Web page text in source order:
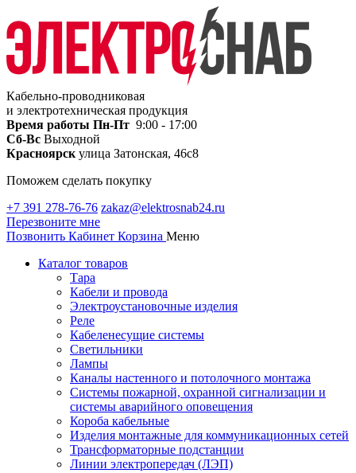
Кабельно-проводниковая
и электротехническая продукция
Время работы Пн-Пт 9:00 - 17:00
Сб-Вс Выходной
Красноярск улица Затонская, 46с8
Поможем сделать покупку
+7 391 278-76-76 zakaz@elektrosnab24.ru
Перезвоните мне
Позвонить Кабинет Корзина Меню
Каталог товаров
Тара
Кабели и провода
Электроустановочные изделия
Реле
Кабеленесущие системы
Светильники
Лампы
Каналы настенного и потолочного монтажа
Системы пожарной, охранной сигнализации и
системы аварийного оповещения
Короба кабельные
Изделия монтажные для коммуникационных сетей
Трансформаторные подстанции
Линии электропередач (ЛЭП)